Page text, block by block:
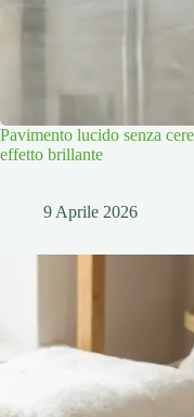
Pavimento lucido senza
effetto brillante
9 Aprile 2026